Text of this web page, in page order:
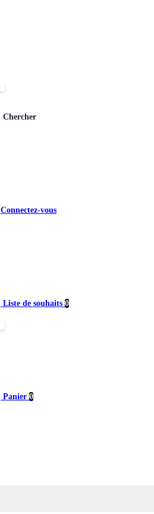
Chercher
Connectez-vous
Liste de souhaits 0
Panier 0